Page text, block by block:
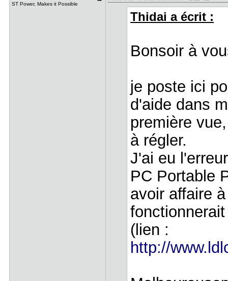
ST Power, Makes it Possible
Thidai a écrit :
Bonsoir à
je poste ici
d'aide dans
première
à régler.
J'ai eu
PC Portable
avoir affaire
(lien :
http://